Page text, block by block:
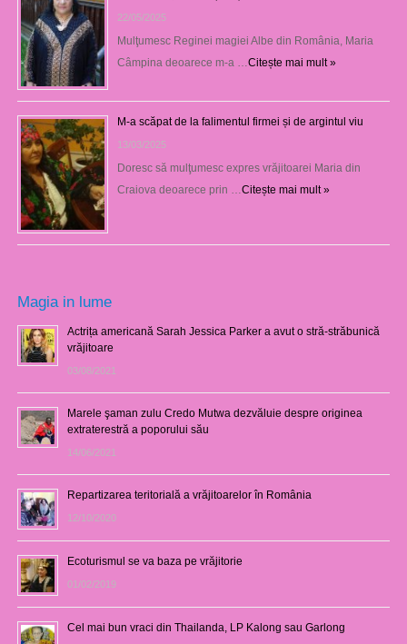
22/05/2025
Mulţumesc Reginei magiei Albe din România, Maria
Câmpina deoarece m-a …Citește mai mult »
M-a scăpat de la falimentul firmei și de argintul viu
13/03/2025
Doresc să mulţumesc expres vrăjitoarei Maria din
Craiova deoarece prin …Citește mai mult »
Magia in lume
Actrița americană Sarah Jessica Parker a avut o stră-străbunică
vrăjitoare
03/08/2021
Marele şaman zulu Credo Mutwa dezvăluie despre originea
extraterestră a poporului său
14/06/2021
Repartizarea teritorială a vrăjitoarelor în România
12/10/2020
Ecoturismul se va baza pe vrăjitorie
01/02/2019
Cel mai bun vraci din Thailanda, LP Kalong sau Garlong